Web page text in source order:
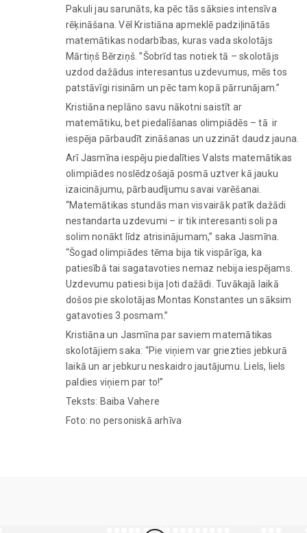
Pakuli jau sarunāts, ka pēc tās sāksies intensīva
rēķināšana. Vēl Kristiāna apmeklē padziļinātās
matemātikas nodarbības, kuras vada skolotājs
Mārtiņš Bērziņš. ”Šobrīd tas notiek tā – skolotājs
uzdod dažādus interesantus uzdevumus, mēs tos
patstāvīgi risinām un pēc tam kopā pārrunājam.”
Kristiāna neplāno savu nākotni saistīt ar
matemātiku, bet piedalīšanas olimpiādēs – tā ir
iespēja pārbaudīt zināšanas un uzzināt daudz jauna.
Arī Jasmīna iespēju piedalīties Valsts matemātikas
olimpiādes noslēdzošajā posmā uztver kā jauku
izaicinājumu, pārbaudījumu savai varēšanai.
“Matemātikas stundās man visvairāk patīk dažādi
nestandarta uzdevumi – ir tik interesanti soli pa
solim nonākt līdz atrisinājumam,” saka Jasmīna.
“Šogad olimpiādes tēma bija tik vispārīga, ka
patiesībā tai sagatavoties nemaz nebija iespējams.
Uzdevumu patiesi bija ļoti dažādi. Tuvākajā laikā
došos pie skolotājas Montas Konstantes un sāksim
gatavoties 3.posmam.”
Kristiāna un Jasmīna par saviem matemātikas
skolotājiem saka: “Pie viņiem var griezties jebkurā
laikā un ar jebkuru neskaidro jautājumu. Liels, liels
paldies viņiem par to!”
Teksts: Baiba Vahere
Foto: no personiskā arhīva